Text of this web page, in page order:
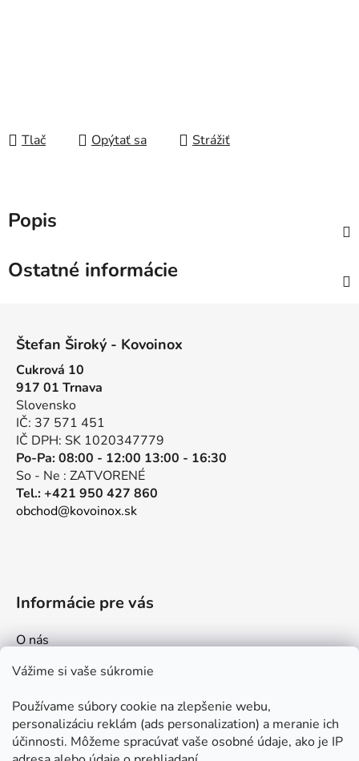
Vážime si vaše súkromie
Používame súbory cookie na zlepšenie webu,
personalizáciu reklám (ads personalization) a meranie ich
účinnosti. Môžeme spracúvať vaše osobné údaje, ako je IP
Tlač Opýtať sa Strážiť
Popis
Ostatné informácie
Štefan Široký - Kovoinox
Cukrová 10
917 01 Trnava
Slovensko
IČ: 37 571 451
IČ DPH: SK 1020347779
Po-Pa: 08:00 - 12:00 13:00 - 16:30
So - Ne : ZATVORENÉ
Tel.: +421 950 427 860
obchod@kovoinox.sk
Informácie pre vás
O nás
Kontakt
Ako nakupovať
Obchodné podmienky